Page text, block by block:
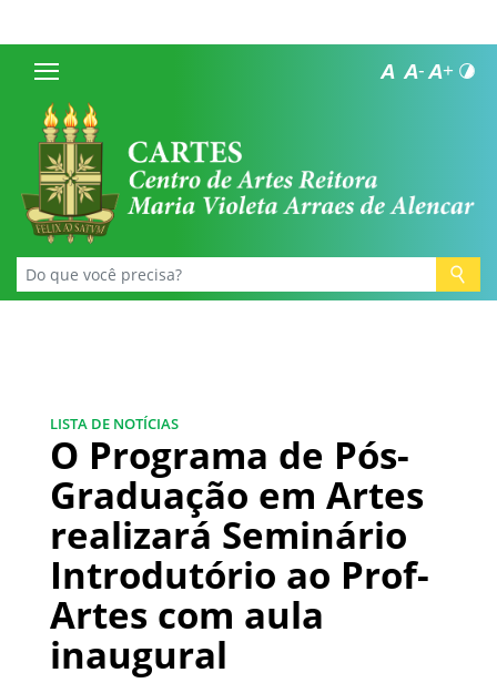
LISTA DE NOTÍCIAS
O Programa de Pós-
Graduação em Artes
realizará Seminário
Introdutório ao Prof-
Artes com aula
inaugural